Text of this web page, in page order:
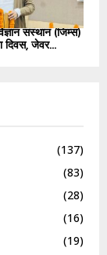
संस्थान (जिम्स)
दिवस, जेवर...
(137)
(83)
(28)
(16)
(19)